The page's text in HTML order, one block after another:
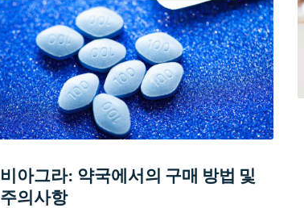
비아그라: 약국에서의 구매 방법 및
주의사항